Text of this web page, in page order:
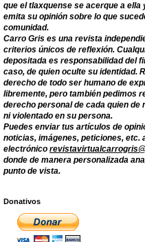
que el tlaxquense se acerque a ella
emita su opinión sobre lo que
comunidad.
Carro Gris es una revista
criterios únicos de reflexión.
depositada es responsabilidad del
caso, de quien oculte su identidad.
derecho de todo ser humano de
libremente, pero también pedimos
derecho personal de cada quien de
ni violentado en su persona.
Puedes enviar tus artículos de
noticias, imágenes, peticiones, etc.
electrónico
donde de manera personalizada
punto de vista.
Donativos